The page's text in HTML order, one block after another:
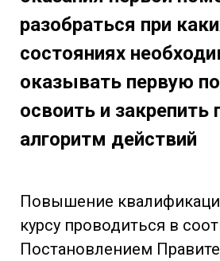
разобраться при
состояниях
оказывать первую
освоить и закрепить
алгоритм действий
Повышение
курсу проводиться в
Постановлением